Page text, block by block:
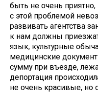
быть не очень
с этой проблемой
развивать агентства
к нам должны
язык, культурные
медицинские
сумму при въезде,
депортация
не очень красивые, но